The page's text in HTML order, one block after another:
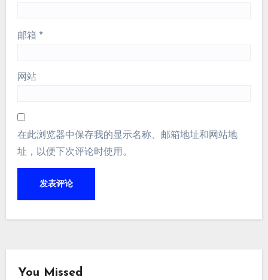
邮箱 *
网站
在此浏览器中保存我的显示名称、邮箱地址和网站地
址，以便下次评论时使用。
You Missed